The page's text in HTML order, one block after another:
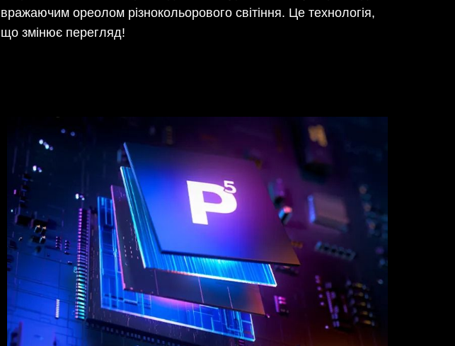
вражаючим ореолом різнокольорового світіння. Це технологія,
що змінює перегляд!